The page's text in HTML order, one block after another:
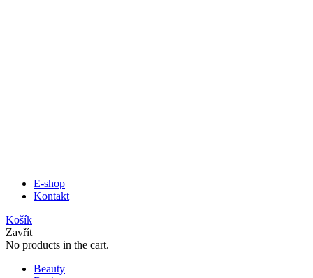
E-shop
Kontakt
Košík
Zavřít
No products in the cart.
Beauty